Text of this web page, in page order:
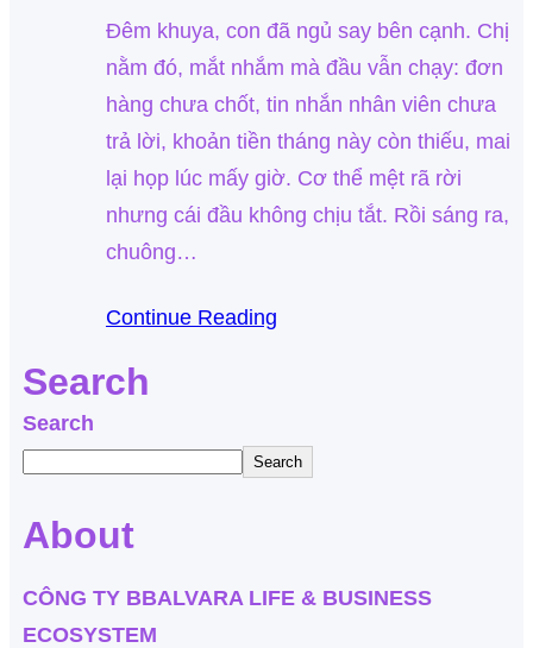
Đêm khuya, con đã ngủ say bên cạnh. Chị
nằm đó, mắt nhắm mà đầu vẫn chạy: đơn
hàng chưa chốt, tin nhắn nhân viên chưa
trả lời, khoản tiền tháng này còn thiếu, mai
lại họp lúc mấy giờ. Cơ thể mệt rã rời
nhưng cái đầu không chịu tắt. Rồi sáng ra,
chuông…
Continue Reading
Search
Search
Search
About
CÔNG TY BBALVARA LIFE & BUSINESS
ECOSYSTEM